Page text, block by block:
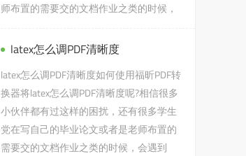
师布置的需要交的文档作业之类的时候，
latex怎么调PDF清晰度
latex怎么调PDF清晰度如何使用福昕PDF转
换器将latex怎么调PDF清晰度呢?相信很多
小伙伴都有过这样的困扰，还有很多学生
党在写自己的毕业论文或者是老师布置的
需要交的文档作业之类的时候，会遇到